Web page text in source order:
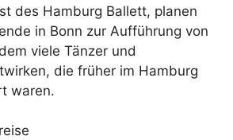
des Hamburg Ballett, planen
in Bonn zur Aufführung von
viele Tänzer und
die früher im Hamburg
waren.